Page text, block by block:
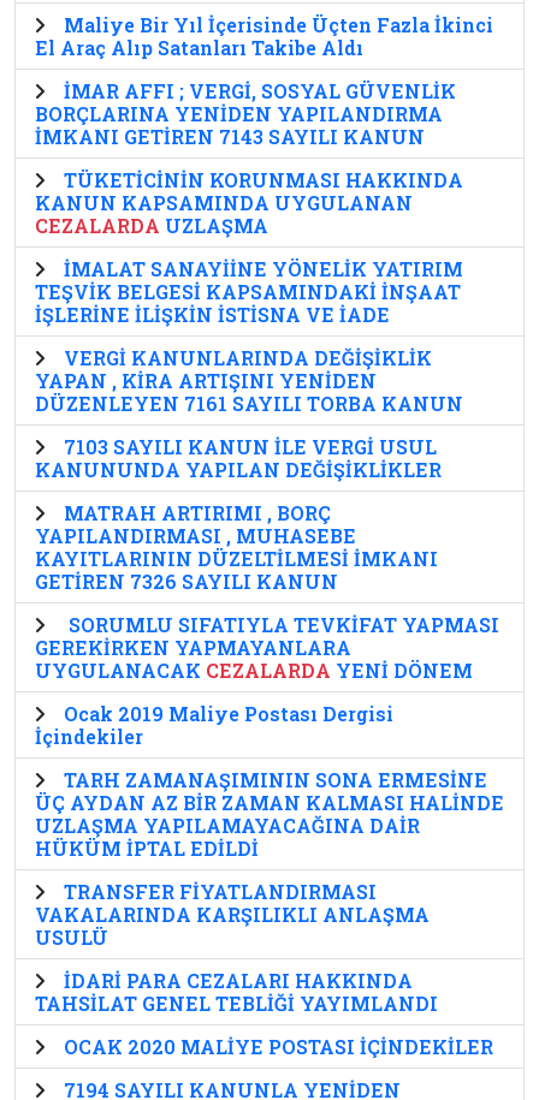
Maliye Bir Yıl İçerisinde Üçten Fazla İkinci
El Araç Alıp Satanları Takibe Aldı
İMAR AFFI ; VERGİ, SOSYAL GÜVENLİK
BORÇLARINA YENİDEN YAPILANDIRMA
İMKANI GETİREN 7143 SAYILI KANUN
TÜKETİCİNİN KORUNMASI HAKKINDA
KANUN KAPSAMINDA UYGULANAN
CEZALARDA UZLAŞMA
İMALAT SANAYİİNE YÖNELİK YATIRIM
TEŞVİK BELGESİ KAPSAMINDAKİ İNŞAAT
İŞLERİNE İLİŞKİN İSTİSNA VE İADE
VERGİ KANUNLARINDA DEĞİŞİKLİK
YAPAN , KİRA ARTIŞINI YENİDEN
DÜZENLEYEN 7161 SAYILI TORBA KANUN
7103 SAYILI KANUN İLE VERGİ USUL
KANUNUNDA YAPILAN DEĞİŞİKLİKLER
MATRAH ARTIRIMI , BORÇ
YAPILANDIRMASI , MUHASEBE
KAYITLARININ DÜZELTİLMESİ İMKANI
GETİREN 7326 SAYILI KANUN
SORUMLU SIFATIYLA TEVKİFAT YAPMASI
GEREKİRKEN YAPMAYANLARA
UYGULANACAK CEZALARDA YENİ DÖNEM
Ocak 2019 Maliye Postası Dergisi
İçindekiler
TARH ZAMANAŞIMININ SONA ERMESİNE
ÜÇ AYDAN AZ BİR ZAMAN KALMASI HALİNDE
UZLAŞMA YAPILAMAYACAĞINA DAİR
HÜKÜM İPTAL EDİLDİ
TRANSFER FİYATLANDIRMASI
VAKALARINDA KARŞILIKLI ANLAŞMA
USULÜ
İDARİ PARA CEZALARI HAKKINDA
TAHSİLAT GENEL TEBLİĞİ YAYIMLANDI
OCAK 2020 MALİYE POSTASI İÇİNDEKİLER
7194 SAYILI KANUNLA YENİDEN